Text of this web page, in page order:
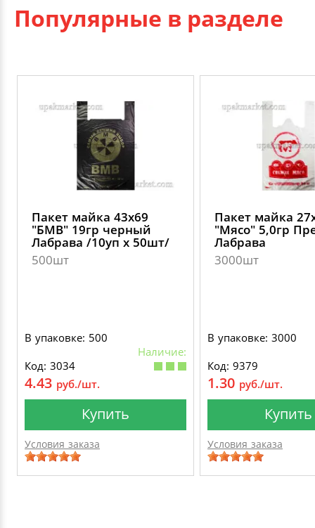
Популярные в разделе
Пакет майка 43х69
"БМВ" 19гр черный
Лабрава /10уп х 50шт/
500шт
В упаковке: 500
Наличие:
Код: 3034
4.43 руб./шт.
Купить
Условия заказа
Пакет майка
"Мясо" 5,0гр
Лабрава
3000шт
В упаковке: 3000
Код: 9379
1.30 руб./шт.
Купить
Условия заказа